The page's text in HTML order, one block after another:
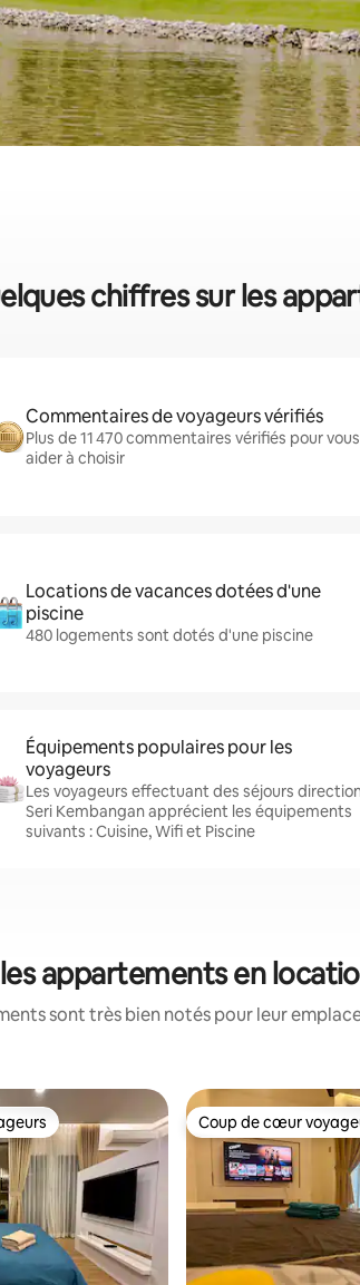
chiffres sur les
Commentaires de voyageurs vérifiés
Plus de 11 470 commentaires vérifiés pour vous
aider à choisir
Locations de vacances dotées d'une
piscine
480 logements sont dotés d'une piscine
Équipements populaires pour les
voyageurs
Les voyageurs effectuant des séjours
Seri Kembangan apprécient les équipements
suivants : Cuisine, Wifi et Piscine
appartements en
sont très bien notés pour leur
Coup de cœur
Coup de cœur